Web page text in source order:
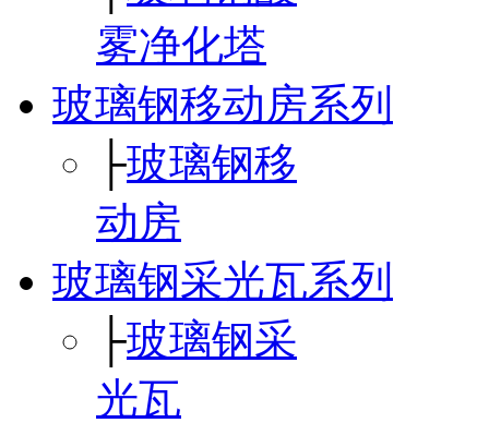
雾净化塔
玻璃钢移动房系列
├玻璃钢移
动房
玻璃钢采光瓦系列
├玻璃钢采
光瓦